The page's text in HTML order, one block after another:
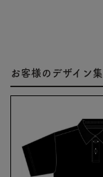
お客様のデザイン集